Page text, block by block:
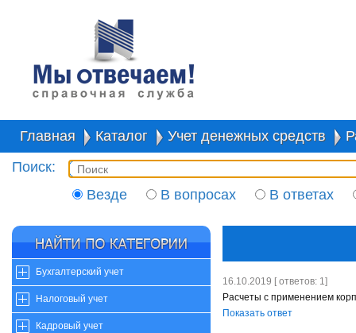
Главная Каталог Учет денежных средств
Поиск:
Везде
В вопросах В ответах
Бухгалтерский учет
Налоговый учет
Кадровый учет
16.10.2019 [ ответов: 1]
Расчеты с применением
Показать ответ